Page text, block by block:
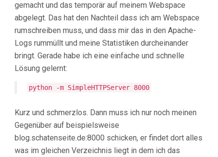
gemacht und das temporär auf meinem Webspace
abgelegt. Das hat den Nachteil dass ich am Webspace
rumschreiben muss, und dass mir das in den Apache-
Logs rummüllt und meine Statistiken durcheinander
bringt. Gerade habe ich eine einfache und schnelle
Lösung gelernt:
python -m SimpleHTTPServer 8000
Kurz und schmerzlos. Dann muss ich nur noch meinen
Gegenüber auf beispielsweise
blog.schatenseite.de:8000 schicken, er findet dort alles
was im gleichen Verzeichnis liegt in dem ich das